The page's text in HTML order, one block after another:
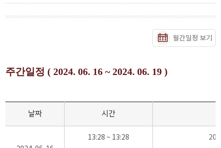
월간일정 보기
주간일정 ( 2024. 06. 16 ~ 2024. 06. 19 )
날짜 시간
13:28 ~ 13:28